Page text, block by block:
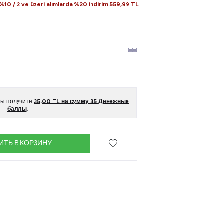
/ 2 ve üzeri alımlarda %20 indirim 559,99 TL
получите 35,00 TL на сумму 35 Денежные
баллы.
В КОРЗИНУ